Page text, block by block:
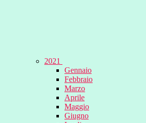
2021
Gennaio
Febbraio
Marzo
Aprile
Maggio
Giugno